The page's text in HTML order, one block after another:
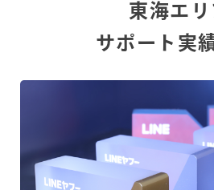
東海エリ
サポート実